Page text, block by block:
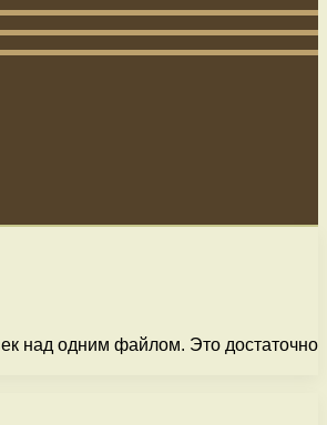
над одним файлом. Это достаточно